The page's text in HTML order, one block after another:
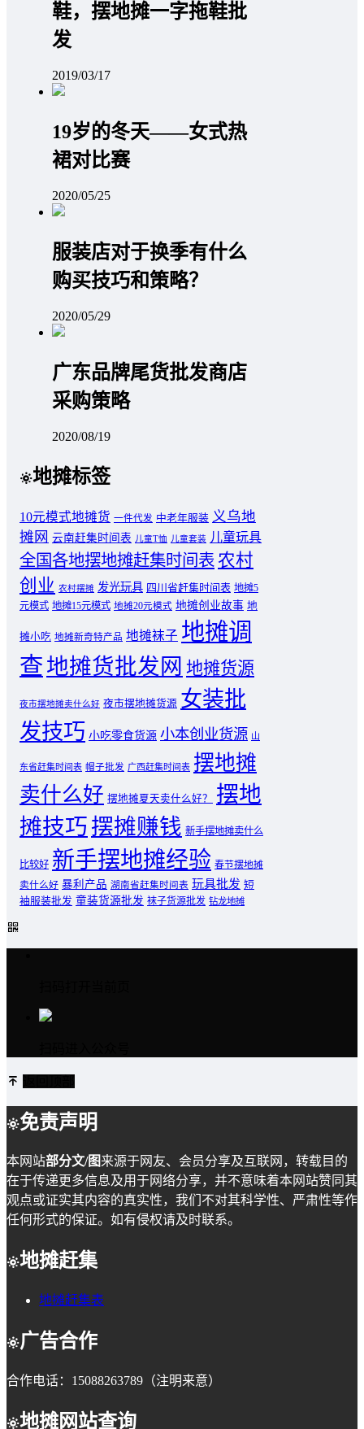
鞋，摆地摊一字拖鞋批
发
2019/03/17
19岁的冬天——女式热
裙对比赛
2020/05/25
服装店对于换季有什么
购买技巧和策略？
2020/05/29
广东品牌尾货批发商店
采购策略
2020/08/19
地摊标签
10元模式地摊货 一件代发 中老年服装 义乌地
摊网 云南赶集时间表 儿童T恤 儿童套装 儿童玩具
全国各地摆地摊赶集时间表 农村
创业 农村摆摊 发光玩具 四川省赶集时间表 地摊5
元模式 地摊15元模式 地摊20元模式 地摊创业故事 地
摊小吃 地摊新奇特产品 地摊袜子 地摊调
查地摊货批发网 地摊货源
夜市摆地摊卖什么好 夜市摆地摊货源 女装批
发技巧 小吃零食货源 小本创业货源 山
东省赶集时间表 帽子批发 广西赶集时间表 摆地摊
卖什么好 摆地摊夏天卖什么好？
摆地
摊技巧摆摊赚钱 新手摆地摊卖什么
比较好 新手摆地摊经验 春节摆地摊
卖什么好 暴利产品 湖南省赶集时间表 玩具批发 短
袖服装批发 童装货源批发 袜子货源批发 钻龙地摊
免责声明
本网站部分文/图来源于网友、会员分享及互联网，转载目的
在于传递更多信息及用于网络分享，并不意味着本网站赞同其
观点或证实其内容的真实性，我们不对其科学性、严肃性等作
任何形式的保证。如有侵权请及时联系。
地摊赶集
地摊赶集表
广告合作
合作电话：15088263789（注明来意）
地摊网站查询